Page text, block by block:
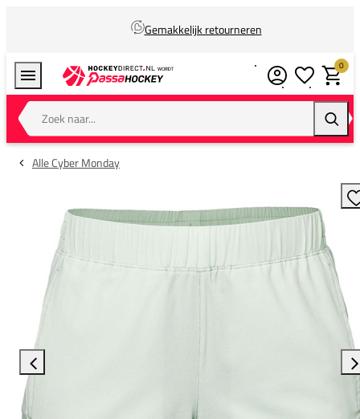
Gemakkelijk retourneren
Zoek naar...
0
Alle Cyber Monday